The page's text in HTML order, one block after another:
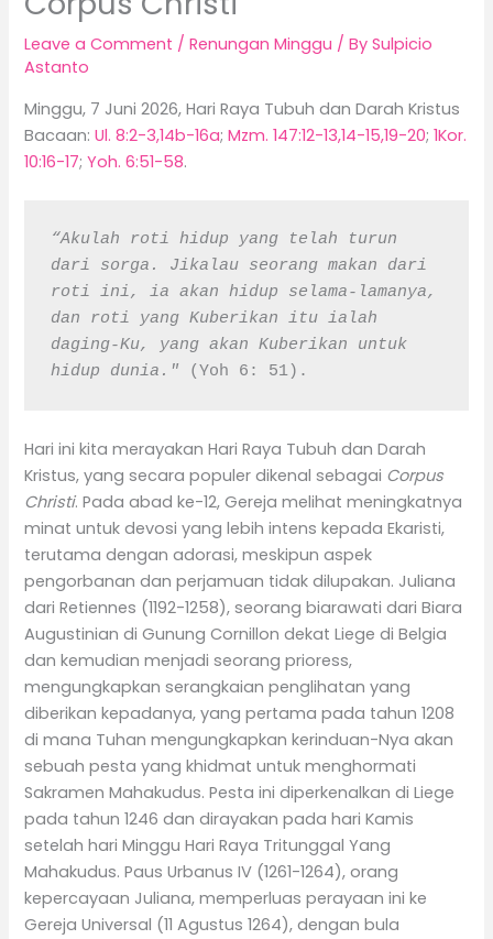
Leave a Comment /Renungan Minggu / BySulpicio
Astanto
Minggu, 7 Juni 2026, Hari Raya Tubuh dan Darah Kristus
Bacaan:Ul. 8:2-3,14b-16a;Mzm. 147:12-13,14-15,19-20;1Kor.
10:16-17;Yoh. 6:51-58.
“Akulah roti hidup yang telah turun
dari sorga. Jikalau seorang makan dari
roti ini, ia akan hidup selama-lamanya,
dan roti yang Kuberikan itu ialah
daging-Ku, yang akan Kuberikan untuk
hidup dunia."
(Yoh 6: 51).
Hari ini kita merayakan Hari Raya Tubuh dan Darah
Kristus, yang secara populer dikenal sebagai Corpus
Christi. Pada abad ke-12, Gereja melihat meningkatnya
minat untuk devosi yang lebih intens kepada Ekaristi,
terutama dengan adorasi, meskipun aspek
pengorbanan dan perjamuan tidak dilupakan. Juliana
dari Retiennes (1192-1258), seorang biarawati dari Biara
Augustinian di Gunung Cornillon dekat Liege di Belgia
dan kemudian menjadi seorang prioress,
mengungkapkan serangkaian penglihatan yang
diberikan kepadanya, yang pertama pada tahun 1208
di mana Tuhan mengungkapkan kerinduan-Nya akan
sebuah pesta yang khidmat untuk menghormati
Sakramen Mahakudus. Pesta ini diperkenalkan di Liege
pada tahun 1246 dan dirayakan pada hari Kamis
setelah hari Minggu Hari Raya Tritunggal Yang
Mahakudus. Paus Urbanus IV (1261-1264), orang
kepercayaan Juliana, memperluas perayaan ini ke
Gereja Universal (11 Agustus 1264), dengan bula